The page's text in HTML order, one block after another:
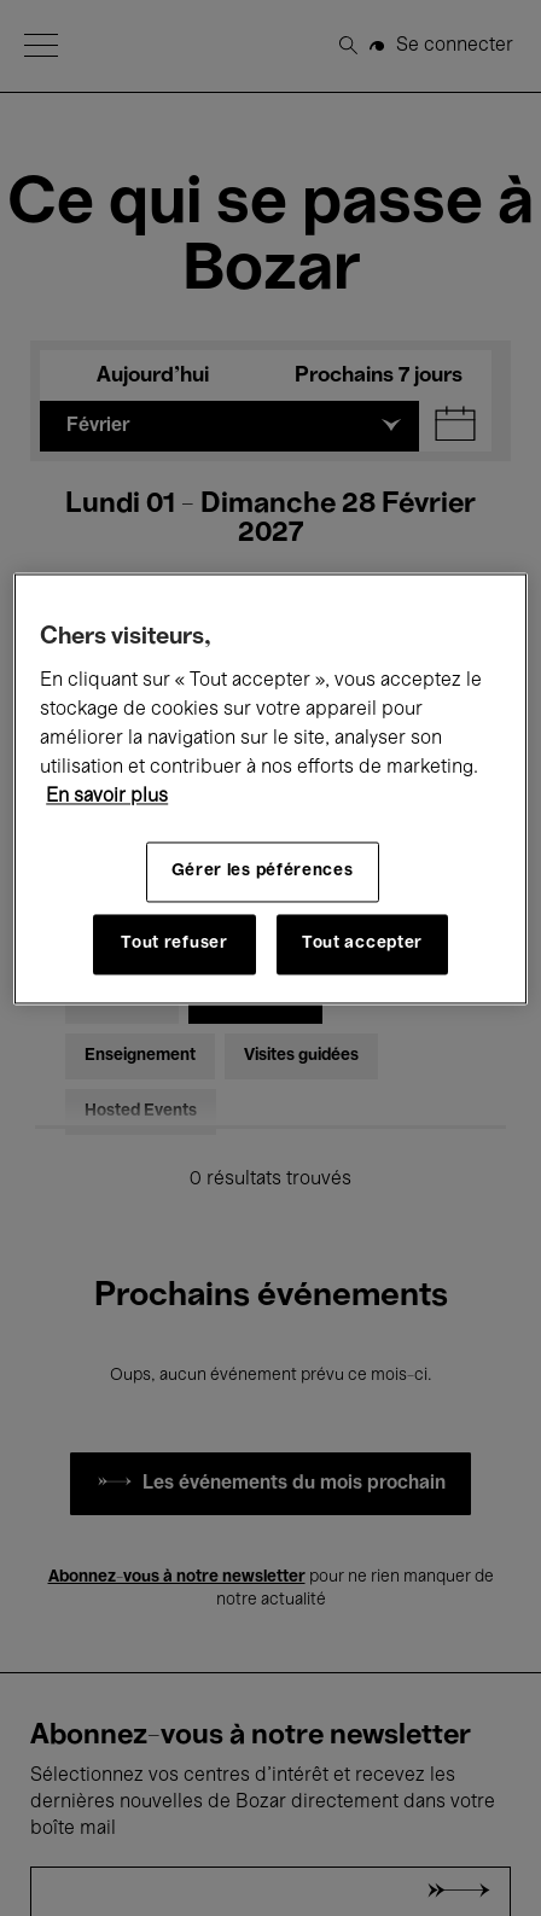
Open Menu
Rechercher
Se connecter
Ce qui se passe à
Bozar
Aujourd'hui Prochains 7 jours
Février
Lundi 01 - Dimanche 28 Février
2027
Tous les événements Concerts
Expositions Films Performances
Rencontres & Débats
Musique classique Global Music
Musique électronique
Pour tous Kids’ Palace
Enseignement Visites guidées
Hosted Events
0 résultats trouvés
Prochains événements
Oups, aucun événement prévu ce mois-ci.
Les événements du mois prochain
Abonnez-vous à notre newsletterpour ne rien manquer de
notre actualité
Abonnez-vous à notre newsletter
Sélectionnez vos centres d'intérêt et recevez les
dernières nouvelles de Bozar directement dans votre
boîte mail
Chers visiteurs,
En cliquant sur « Tout accepter », vous acceptez le
stockage de cookies sur votre appareil pour
améliorer la navigation sur le site, analyser son
utilisation et contribuer à nos efforts de marketing.
En savoir plus
Gérer les péférences
Tout refuser Tout accepter